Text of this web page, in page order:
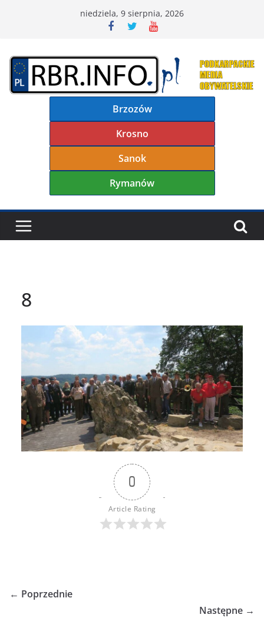
niedziela, 9 sierpnia, 2026
Brzozów
Krosno
Sanok
Rymanów
8
0
Article Rating
← Poprzednie
Następne →